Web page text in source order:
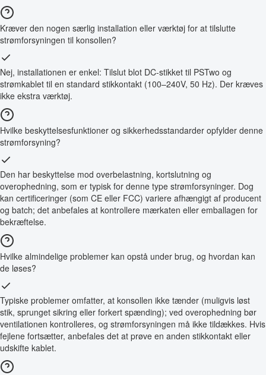
Kræver den nogen særlig installation eller værktøj for at tilslutte
strømforsyningen til konsollen?
Nej, installationen er enkel: Tilslut blot DC-stikket til PSTwo og
strømkablet til en standard stikkontakt (100–240V, 50 Hz). Der kræves
ikke ekstra værktøj.
Hvilke beskyttelsesfunktioner og sikkerhedsstandarder opfylder denne
strømforsyning?
Den har beskyttelse mod overbelastning, kortslutning og
overophedning, som er typisk for denne type strømforsyninger. Dog
kan certificeringer (som CE eller FCC) variere afhængigt af producent
og batch; det anbefales at kontrollere mærkaten eller emballagen for
bekræftelse.
Hvilke almindelige problemer kan opstå under brug, og hvordan kan
de løses?
Typiske problemer omfatter, at konsollen ikke tænder (muligvis løst
stik, sprunget sikring eller forkert spænding); ved overophedning bør
ventilationen kontrolleres, og strømforsyningen må ikke tildækkes. Hvis
fejlene fortsætter, anbefales det at prøve en anden stikkontakt eller
udskifte kablet.